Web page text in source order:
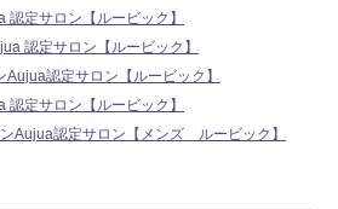
定サロン【ルービック】
認定サロン【ルービック】
認定サロン【ルービック】
定サロン【ルービック】
Aujua認定サロン【メンズ ルービック】